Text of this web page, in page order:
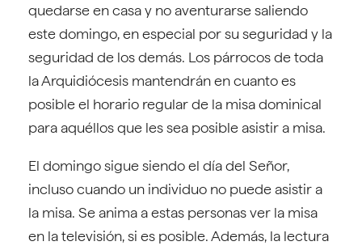
quedarse en casa y no aventurarse saliendo
este domingo, en especial por su seguridad y la
seguridad de los demás. Los párrocos de toda
la Arquidiócesis mantendrán en cuanto es
posible el horario regular de la misa dominical
para aquéllos que les sea posible asistir a misa.
El domingo sigue siendo el día del Señor,
incluso cuando un individuo no puede asistir a
la misa. Se anima a estas personas ver la misa
en la televisión, si es posible. Además, la lectura